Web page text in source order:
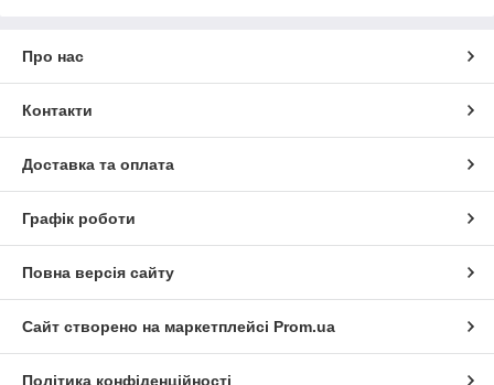
Про нас
Контакти
Доставка та оплата
Графік роботи
Повна версія сайту
Сайт створено на маркетплейсі Prom.ua
Політика конфіденційності